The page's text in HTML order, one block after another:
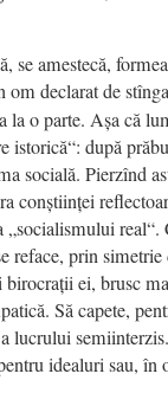
se amestecă,
declarat de
la o parte. Așa că
istorică“: după
socială. Pierzînd
conștiinței
real“.
reface, prin
ei, brusc
Să capete,
lucrului
idealuri sau,